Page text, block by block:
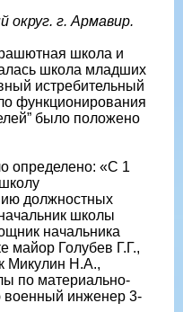
округ. г. Армавир.
школа и
школа младших
истребительный
функционирования
было положено
определено: «С 1
должностных
школы
начальника
майор Голубев Г.Г.,
Микулин Н.А.,
по материально-
военный инженер 3-